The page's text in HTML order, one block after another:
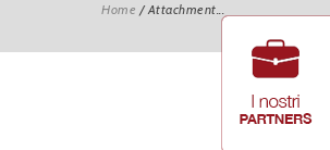
Home /Attachment...